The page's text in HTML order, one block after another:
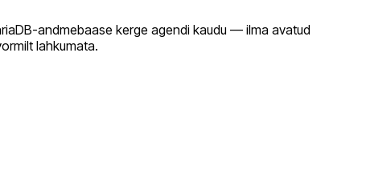
andmebaase kerge agendi kaudu — ilma avatud
lahkumata.